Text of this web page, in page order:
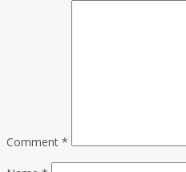
Comment *